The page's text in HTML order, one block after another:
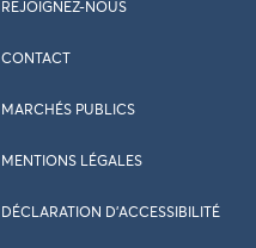
REJOIGNEZ-NOUS
CONTACT
MARCHÉS PUBLICS
MENTIONS LÉGALES
DÉCLARATION D’ACCESSIBILITÉ